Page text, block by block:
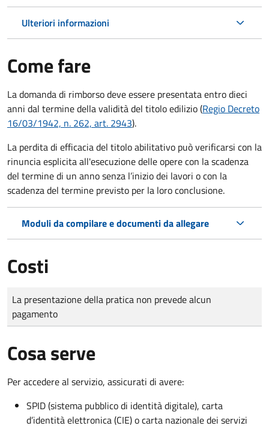
Ulteriori informazioni
Come fare
La domanda di rimborso deve essere presentata entro dieci
anni dal termine della validità del titolo edilizio (Regio Decreto
16/03/1942, n. 262, art. 2943).
La perdita di efficacia del titolo abilitativo può verificarsi con la
rinuncia esplicita all'esecuzione delle opere con la scadenza
del termine di un anno senza l’inizio dei lavori o con la
scadenza del termine previsto per la loro conclusione.
Moduli da compilare e documenti da allegare
Costi
Tipo di pagamento
Importo
La presentazione della pratica non prevede alcun
pagamento
Cosa serve
Per accedere al servizio, assicurati di avere:
SPID (sistema pubblico di identità digitale), carta
d’identità elettronica (CIE) o carta nazionale dei servizi